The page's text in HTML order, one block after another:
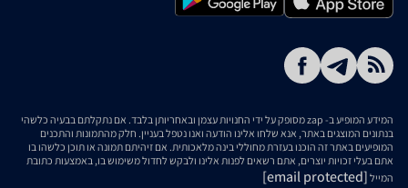
המידע המופיע ב- zap מסופק על ידי החנויות עצמן ובאחריותן בלבד. אם נתקלתם בבעיה כלשהי
בנתונים המוצגים באתר, אנא שלחו אלינו הודעה ואנו נטפל בעניין. חלק מהתמונות והתכנים
המופיעים באתר זה הוכנו בעזרת מחוללי בינה מלאכותית. אם זיהיתם תמונה או תוכן כלשהו בו
אתם בעלי זכויות יוצרים, אתם רשאים לפנות אלינו ולבקש לחדול משימוש בו, באמצעות כתובת
המייל [email protected]